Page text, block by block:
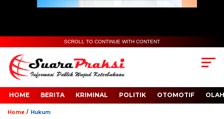
SCROLL TO CONTINUE WITH CONTENT
HOME BERITA KRIMINAL POLITIK OTOMOTIF
Home / Hukum